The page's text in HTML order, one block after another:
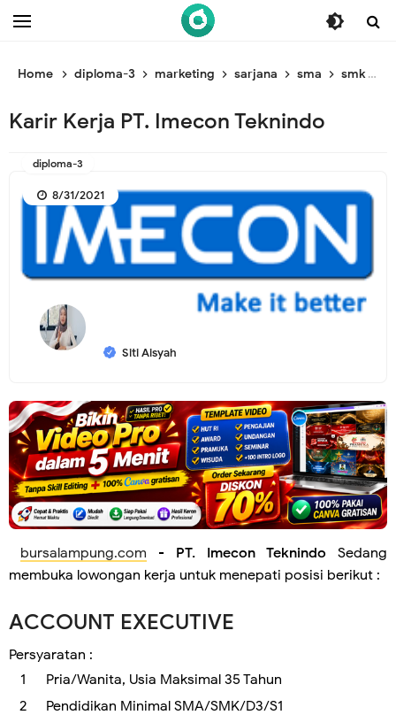
/* ganti br end */
Home diploma-3 marketing sarjana sma smk
Karir Kerja PT. Imecon Teknindo
diploma-3
Siti Aisyah
8/31/2021
bursalampung.com - PT. Imecon Teknindo Sedang
membuka lowongan kerja untuk menepati posisi berikut :
ACCOUNT EXECUTIVE
Persyaratan :
Pria/Wanita, Usia Maksimal 35 Tahun
Pendidikan Minimal SMA/SMK/D3/S1